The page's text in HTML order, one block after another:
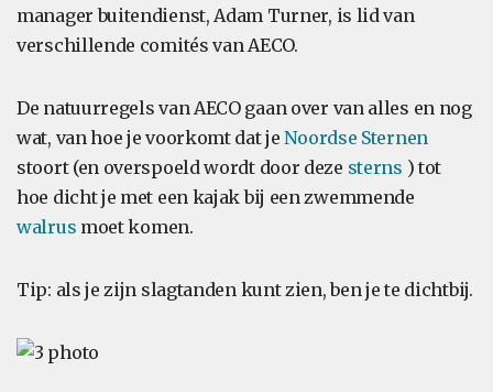
manager buitendienst, Adam Turner, is lid van
verschillende comités van AECO.
De natuurregels van AECO gaan over van alles en nog
wat, van hoe je voorkomt dat jeNoordse Sternen
stoort (en overspoeld wordt door deze sterns ) tot
hoe dicht je met een kajak bij een zwemmende
walrus moet komen.
Tip: als je zijn slagtanden kunt zien, ben je te dichtbij.